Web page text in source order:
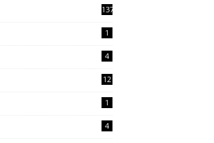
137
1
4
12
1
4